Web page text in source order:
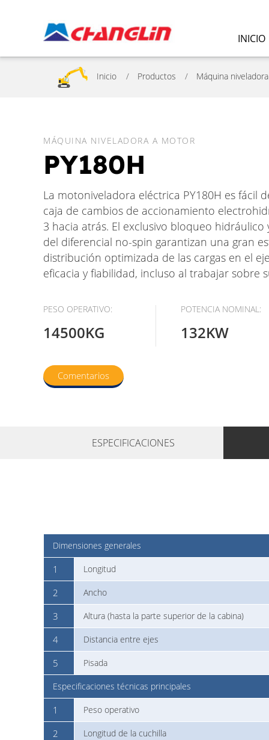
INICIO
Inicio Productos Máquina
MÁQUINA NIVELADORA A MOTOR
PY180H
La motoniveladora eléctrica PY180H es fácil
caja de cambios de accionamiento
3 hacia atrás. El exclusivo bloqueo
del diferencial no-spin garantizan una gran
distribución optimizada de las cargas en el
eficacia y fiabilidad, incluso al trabajar sobre
PESO OPERATIVO:
14500KG
POTENCIA NOMINAL:
132KW
Comentarios
ESPECIFICACIONES
Dimensiones generales
1 Longitud
2 Ancho
3 Altura (hasta la parte superior de la cabina)
4 Distancia entre ejes
5 Pisada
Especificaciones técnicas principales
1 Peso operativo
2 Longitud de la cuchilla